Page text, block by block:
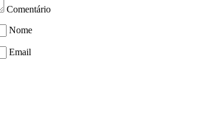
Comentário
Nome
Email